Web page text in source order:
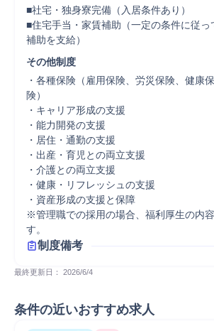
■社宅・独身寮完備（入居条件あり）
■住宅手当・家賃補助（一定の条件に従っ
補助を支給）
その他制度
・各種保険（雇用保険、労災保険、健康
険）
・キャリア形成の支援
・能力開発の支援
・居住・通勤の支援
・出産・育児との両立支援
・介護との両立支援
・健康・リフレッシュの支援
・資産形成の支援と保障
※管理職での採用の場合、福利厚生の内
す。
制度備考
最終更新日： 2026/6/4
条件の近いおすすめ求人